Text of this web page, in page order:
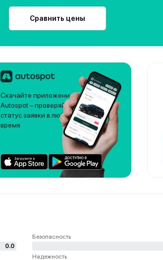
Сравнить цены
Скачайте приложение
Autospot – проверяйте
статус заявки в любое
время
0.0
Безопасность
Надежность